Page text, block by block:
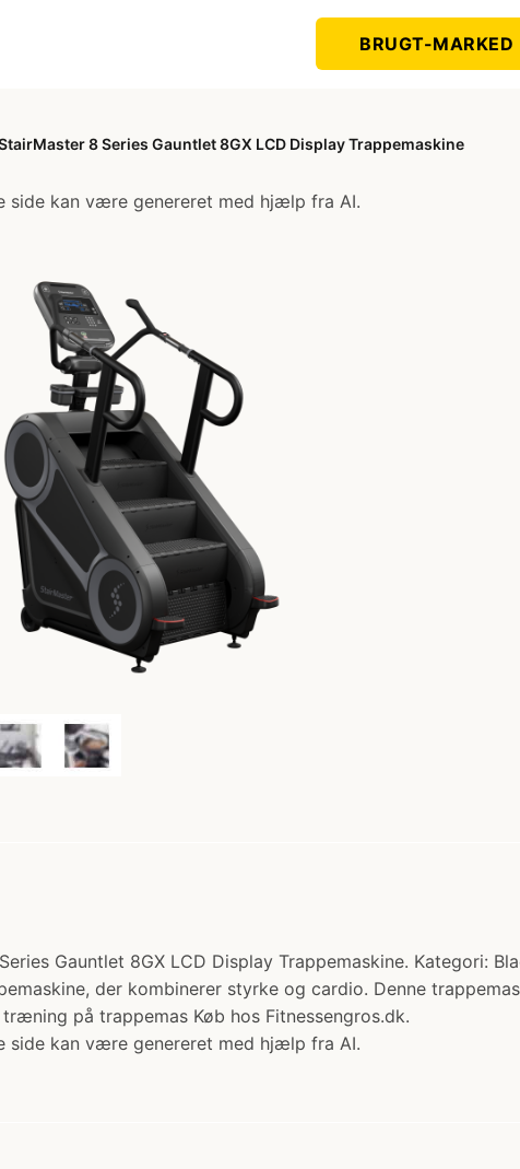
BRUGT-MARKED
8 Series Gauntlet 8GX LCD Display Trappemaskine
side kan være genereret med hjælp fra AI.
Gauntlet 8GX LCD Display Trappemaskine. Kategori:
der kombinerer styrke og cardio. Denne
på trappemas Køb hos Fitnessengros.dk.
side kan være genereret med hjælp fra AI.